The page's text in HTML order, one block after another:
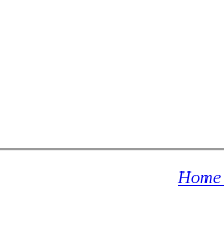
Home